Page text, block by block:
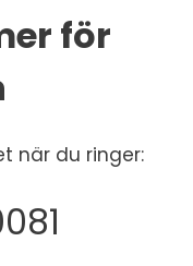
för
när du ringer: